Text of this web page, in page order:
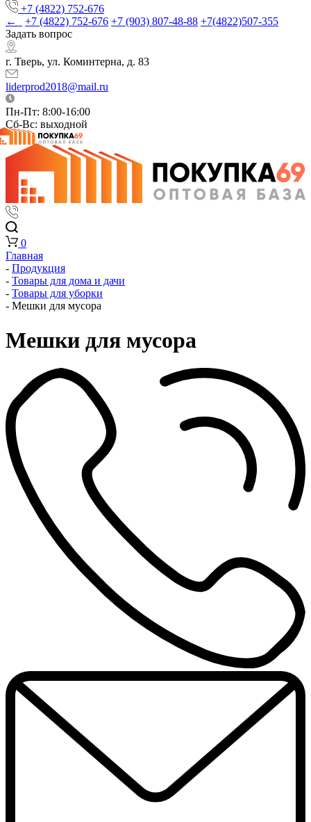
+7 (4822) 752-676
←
+7 (4822) 752-676 +7 (903) 807-48-88 +7(4822)507-355
Задать вопрос
г. Тверь, ул. Коминтерна, д. 83
liderprod2018@mail.ru
Пн-Пт: 8:00-16:00
Сб-Вс: выходной
0
Главная
- Продукция
- Товары для дома и дачи
- Товары для уборки
- Мешки для мусора
Мешки для мусора